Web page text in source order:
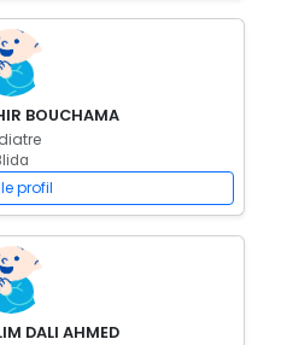
BOUCHAMA
profil
DALI AHMED